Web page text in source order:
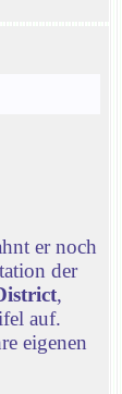
er noch
der
,
auf.
eigenen